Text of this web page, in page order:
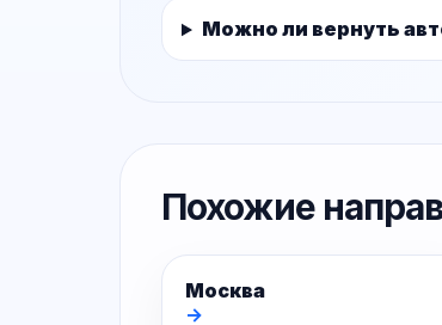
Можно ли вернуть
Похожие
Москва
→